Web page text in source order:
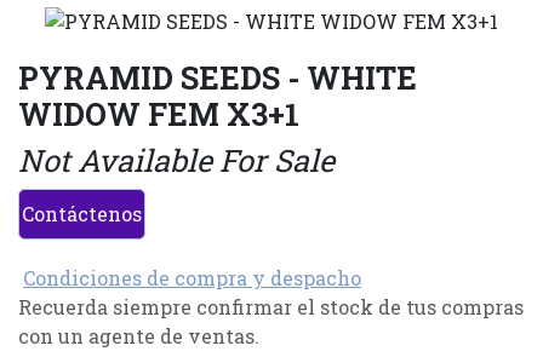
PYRAMID SEEDS - WHITE
WIDOW FEM X3+1
Not Available For Sale
Contáctenos
Condiciones de compra y despacho
Recuerda siempre confirmar el stock de tus compras
con un agente de ventas.